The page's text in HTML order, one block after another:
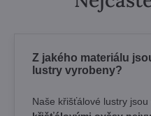
Z jakého materiálu
lustry vyrobeny?
Naše křišťálové lustry